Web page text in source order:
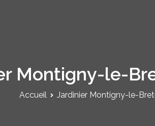
Montigny-le-
Accueil Jardinier Montigny-le-